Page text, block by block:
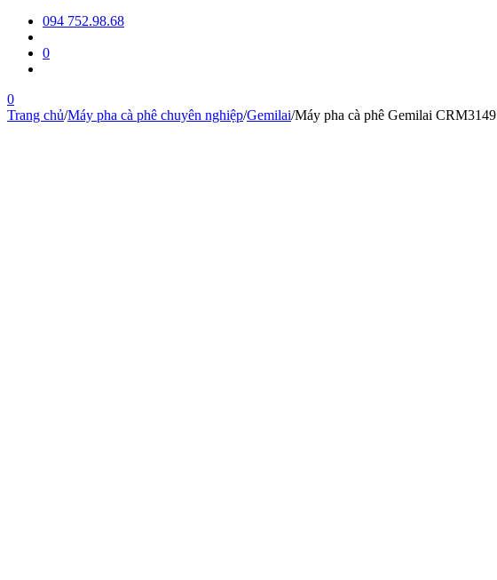
094 752.98.68
0
0
Trang chủ/Máy pha cà phê chuyên nghiệp/Gemilai/Máy pha cà phê Gemilai CRM3149